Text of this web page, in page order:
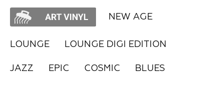
NEW AGE
LOUNGE LOUNGE DIGI EDITION
JAZZ EPIC COSMIC BLUES
Где купить